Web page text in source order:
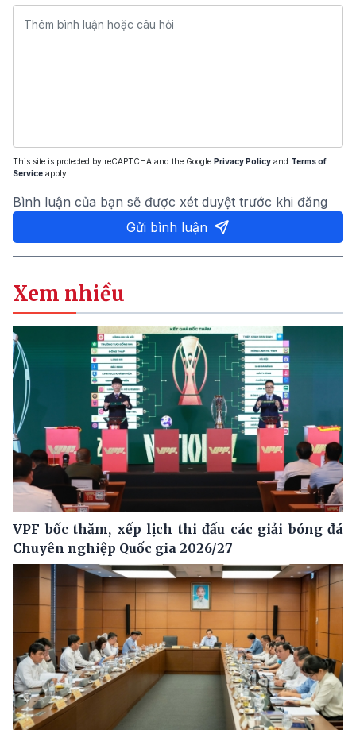
This site is protected by reCAPTCHA and the Google Privacy Policy and Terms of
Service apply.
Bình luận của bạn sẽ được xét duyệt trước khi đăng
Gửi bình luận
Xem nhiều
VPF bốc thăm, xếp lịch thi đấu các giải bóng đá
Chuyên nghiệp Quốc gia 2026/27